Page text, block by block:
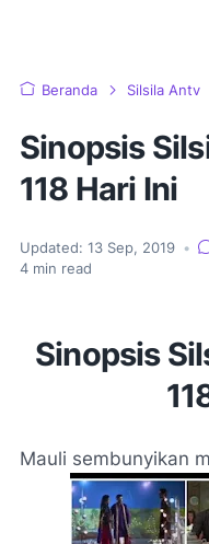
Beranda Silsila Antv
Sinopsis
118 Hari Ini
Updated: 13 Sep, 2019 •
4 min read
Sinopsis
Mauli sembunyikan